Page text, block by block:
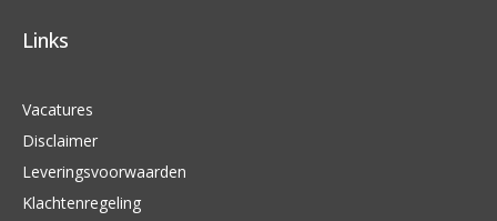
Links
Vacatures
Disclaimer
Leveringsvoorwaarden
Klachtenregeling